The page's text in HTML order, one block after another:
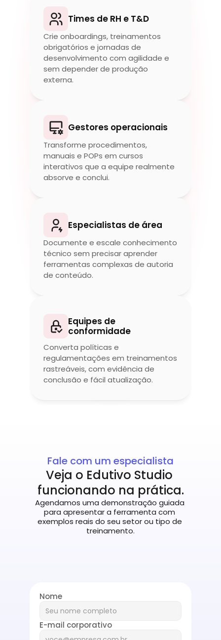
Times de RH e T&D
Crie onboardings, treinamentos
obrigatórios e jornadas de
desenvolvimento com agilidade e
sem depender de produção
externa.
Gestores operacionais
Transforme procedimentos,
manuais e POPs em cursos
interativos que a equipe realmente
absorve e conclui.
Especialistas de área
Documente e escale conhecimento
técnico sem precisar aprender
ferramentas complexas de autoria
de conteúdo.
Equipes de
conformidade
Converta políticas e
regulamentações em treinamentos
rastreáveis, com evidência de
conclusão e fácil atualização.
Fale com um especialista
Veja o Edutivo Studio
funcionando na prática.
Agendamos uma demonstração guiada
para apresentar a ferramenta com
exemplos reais do seu setor ou tipo de
treinamento.
Nome
E-mail corporativo